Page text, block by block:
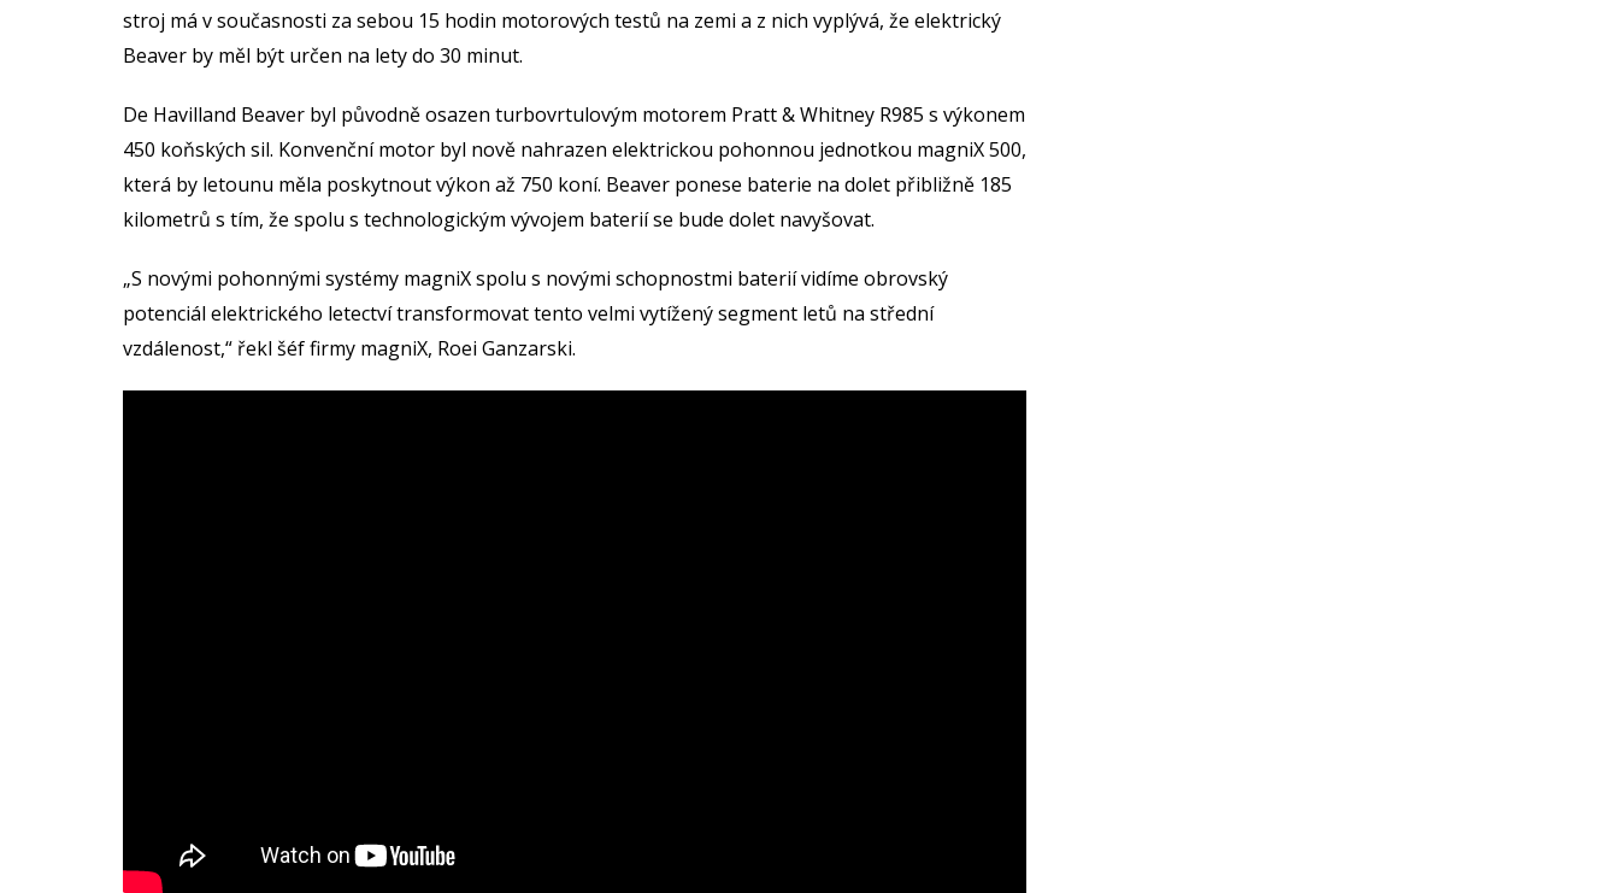
stroj má v současnosti za sebou 15 hodin motorových testů na zemi a z nich vyplývá, že elektrický
Beaver by měl být určen na lety do 30 minut.
De Havilland Beaver byl původně osazen turbovrtulovým motorem Pratt & Whitney R985 s výkonem
450 koňských sil. Konvenční motor byl nově nahrazen elektrickou pohonnou jednotkou magniX 500,
která by letounu měla poskytnout výkon až 750 koní. Beaver ponese baterie na dolet přibližně 185
kilometrů s tím, že spolu s technologickým vývojem baterií se bude dolet navyšovat.
„S novými pohonnými systémy magniX spolu s novými schopnostmi baterií vidíme obrovský
potenciál elektrického letectví transformovat tento velmi vytížený segment letů na střední
vzdálenost,“ řekl šéf firmy magniX, Roei Ganzarski.